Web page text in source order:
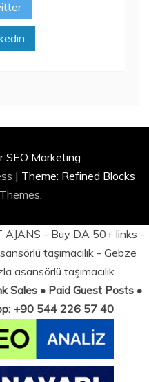
SEO Marketing
| Theme: Refined Blocks
.
AJANS - Buy DA 50+ links -
taşımacılık - Gebze
asansörlü taşımacılık
Sales • Paid Guest Posts •
+90 544 226 57 40